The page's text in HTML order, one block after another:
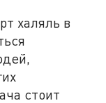
халяль в
стоит